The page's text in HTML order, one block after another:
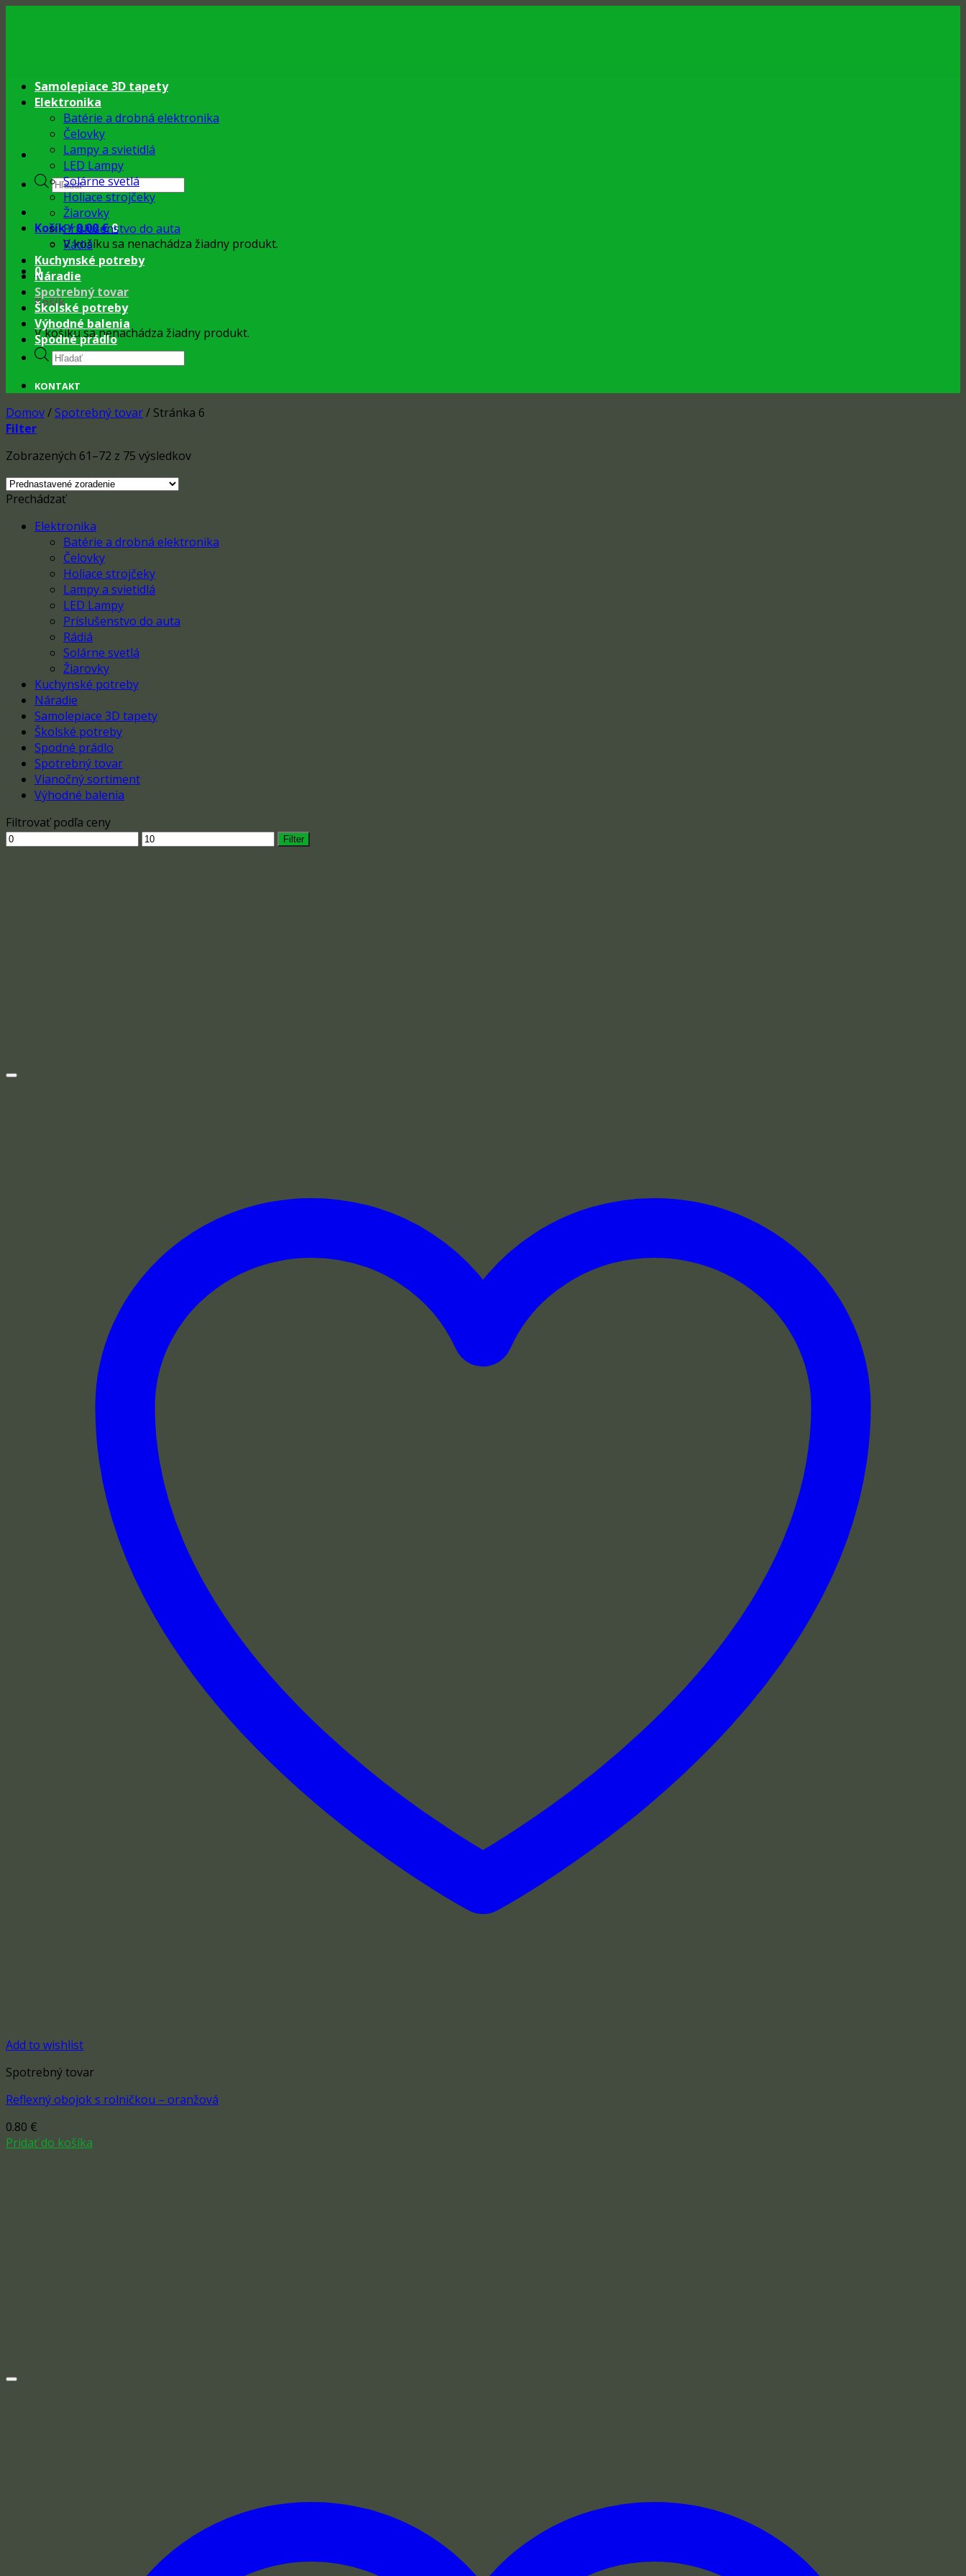
Products
search
Košík /0.00€0
V košíku sa nenachádza žiadny produkt.
0
Košík
V košíku sa nenachádza žiadny produkt.
Samolepiace 3D tapety
Elektronika
Batérie a drobná elektronika
Čelovky
Lampy a svietidlá
LED Lampy
Solárne svetlá
Holiace strojčeky
Žiarovky
Príslušenstvo do auta
Rádiá
Kuchynské potreby
Náradie
Spotrebný tovar
Školské potreby
Výhodné balenia
Spodné prádlo
Products
search
KONTAKT
Domov/Spotrebný tovar/ Stránka 6
Filter
Zobrazených 61–72 z 75 výsledkov
Prechádzať
Elektronika
Batérie a drobná elektronika
Čelovky
Holiace strojčeky
Lampy a svietidlá
LED Lampy
Príslušenstvo do auta
Rádiá
Solárne svetlá
Žiarovky
Kuchynské potreby
Náradie
Samolepiace 3D tapety
Školské potreby
Spodné prádlo
Spotrebný tovar
Vianočný sortiment
Výhodné balenia
Filtrovať podľa ceny
Minimálna
Maximálna
Filter
Add to wishlist
Spotrebný tovar
Reflexný obojok s rolničkou – oranžová
0.80 €
Pridať do košíka